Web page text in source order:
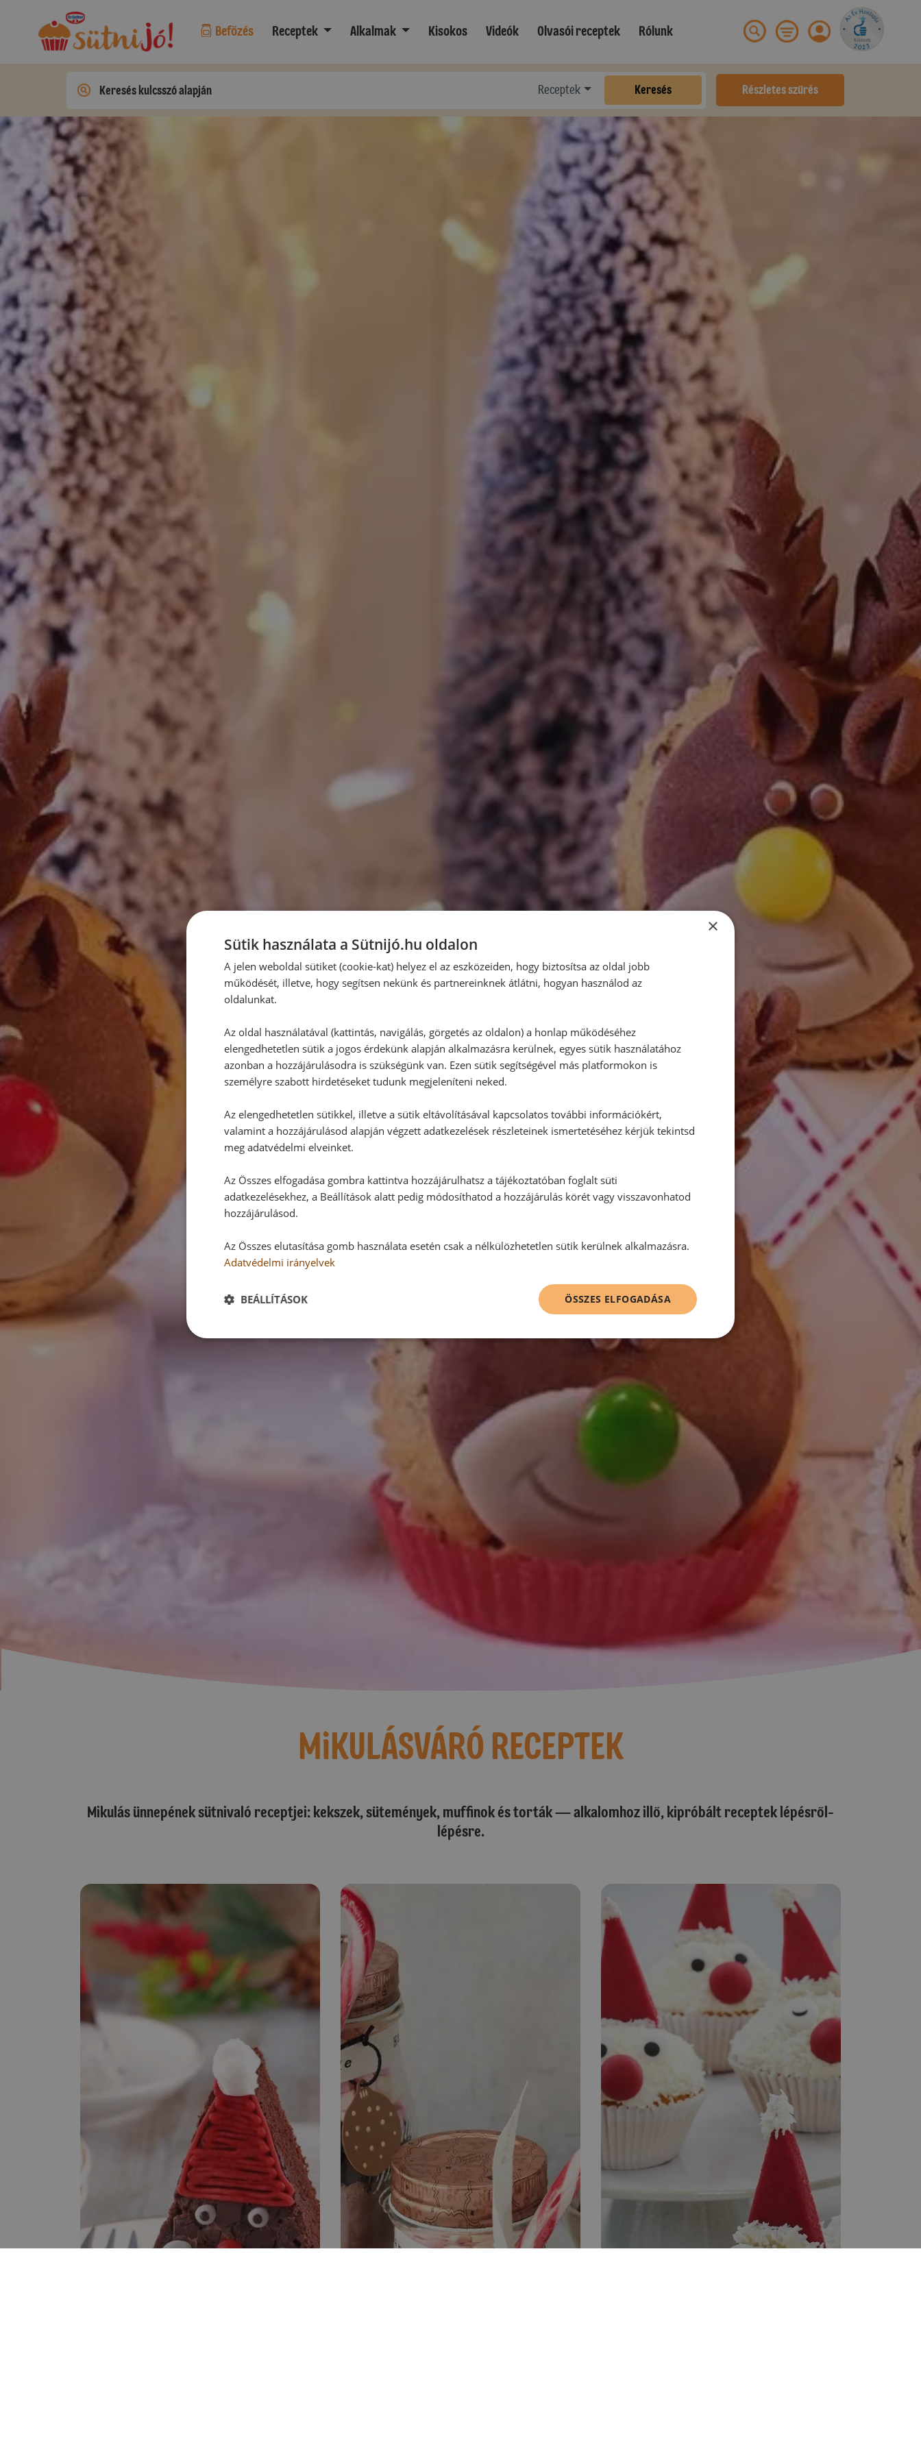
Befőzés Receptek Alkalmak Kisokos Videók Olvasói receptek Rólunk
Receptek Keresés Részletes szűrés
MiKULÁSVÁRÓ RECEPTEK
Mikulás ünnepének sütnivaló receptjei: kekszek, sütemények, muffinok és torták — alkalomhoz illő, kipróbált receptek lépésről-
lépésre.
×
Sütik használata a Sütnijó.hu oldalon
A jelen weboldal sütiket (cookie-kat) helyez el az eszközeiden, hogy biztosítsa az oldal jobb
működését, illetve, hogy segítsen nekünk és partnereinknek átlátni, hogyan használod az
oldalunkat.
Az oldal használatával (kattintás, navigálás, görgetés az oldalon) a honlap működéséhez
elengedhetetlen sütik a jogos érdekünk alapján alkalmazásra kerülnek, egyes sütik használatához
azonban a hozzájárulásodra is szükségünk van. Ezen sütik segítségével más platformokon is
személyre szabott hirdetéseket tudunk megjeleníteni neked.
Az elengedhetetlen sütikkel, illetve a sütik eltávolításával kapcsolatos további információkért,
valamint a hozzájárulásod alapján végzett adatkezelések részleteinek ismertetéséhez kérjük tekintsd
meg adatvédelmi elveinket.
Az Összes elfogadása gombra kattintva hozzájárulhatsz a tájékoztatóban foglalt süti
adatkezelésekhez, a Beállítások alatt pedig módosíthatod a hozzájárulás körét vagy visszavonhatod
hozzájárulásod.
Az Összes elutasítása gomb használata esetén csak a nélkülözhetetlen sütik kerülnek alkalmazásra.
Adatvédelmi irányelvek
ÖSSZES ELFOGADÁSA
BEÁLLÍTÁSOK